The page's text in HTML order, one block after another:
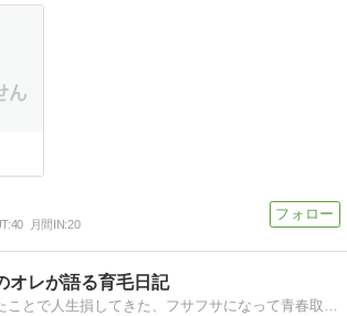
40 月間IN:20
オレが語る育毛日記
若くしてハゲたことで人生損してきた、フサフサになって青春取り戻すぞ!! - M字型ハゲのオレが語る育毛日記